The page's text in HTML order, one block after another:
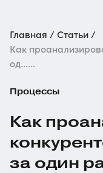
Главная
Статьи
Как
од......
Процессы
Как
за один